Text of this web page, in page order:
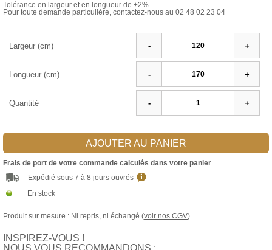
Tolérance en largeur et en longueur de ±2%.
Pour toute demande particulière, contactez-nous au 02 48 02 23 04
Largeur (cm) - +
Longueur (cm) - +
Quantité - +
AJOUTER AU PANIER
Frais de port de votre commande calculés dans votre panier
Expédié sous 7 à 8 jours ouvrés
En stock
Produit sur mesure : Ni repris, ni échangé (voir nos CGV)
INSPIREZ-VOUS !
NOUS VOUS RECOMMANDONS :